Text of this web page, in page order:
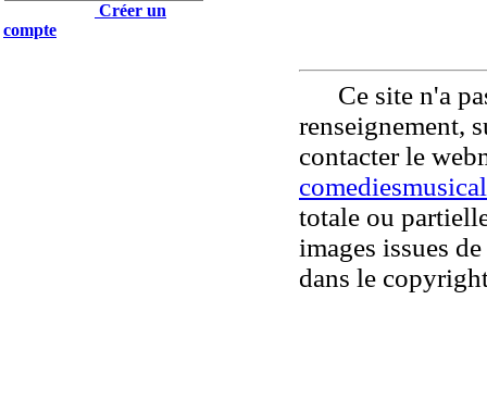
Créer un
compte
Ce site n'a
renseignement,
contacter le
totale ou
images issues
dans le